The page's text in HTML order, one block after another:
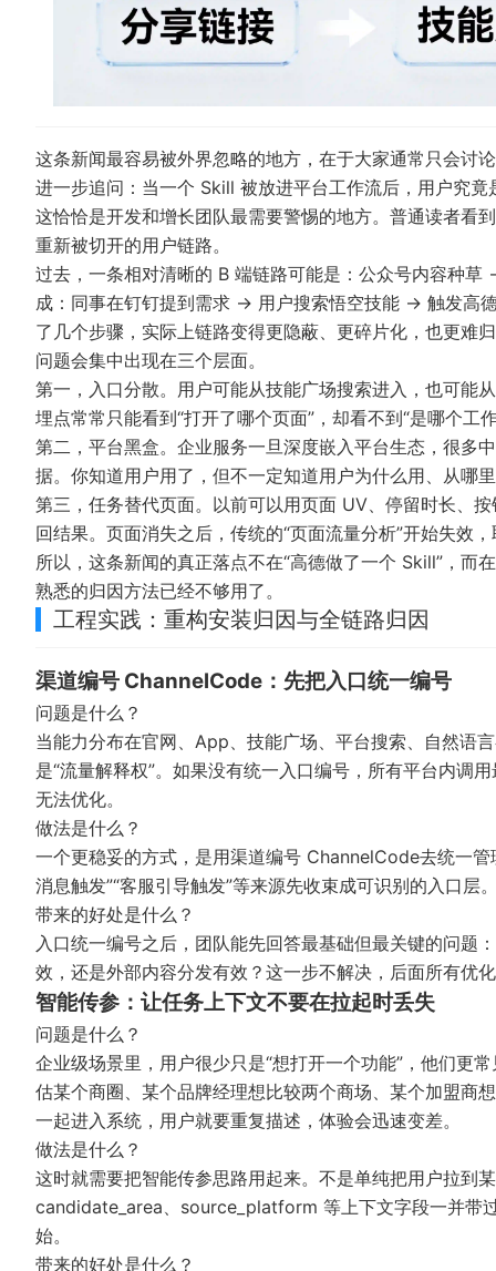
这条新闻最容易被外界忽略的地方，在于大家通常只会讨
进一步追问：当一个 Skill 被放进平台工作流后，用户究
这恰恰是开发和增长团队最需要警惕的地方。普通读者看
重新被切开的用户链路。
过去，一条相对清晰的 B 端链路可能是：公众号内容种
成：同事在钉钉提到需求 → 用户搜索悟空技能 → 触发高
了几个步骤，实际上链路变得更隐蔽、更碎片化，也更难
问题会集中出现在三个层面。
第一，入口分散。用户可能从技能广场搜索进入，也可能
埋点常常只能看到“打开了哪个页面”，却看不到“是哪个工
第二，平台黑盒。企业服务一旦深度嵌入平台生态，很多
据。你知道用户用了，但不一定知道用户为什么用、从哪
第三，任务替代页面。以前可以用页面 UV、停留时长、
回结果。页面消失之后，传统的“页面流量分析”开始失效
所以，这条新闻的真正落点不在“高德做了一个 Skill”，而
熟悉的归因方法已经不够用了。
工程实践：重构安装归因与全链路归因
渠道编号 ChannelCode：先把入口统一编号
问题是什么？
当能力分布在官网、App、技能广场、平台搜索、自然语
是“流量解释权”。如果没有统一入口编号，所有平台内调
无法优化。
做法是什么？
一个更稳妥的方式，是用渠道编号 ChannelCode去统一管
消息触发”“客服引导触发”等来源先收束成可识别的入口
带来的好处是什么？
入口统一编号之后，团队能先回答最基础但最关键的问题
效，还是外部内容分发有效？这一步不解决，后面所有优
智能传参：让任务上下文不要在拉起时丢失
问题是什么？
企业级场景里，用户很少只是“想打开一个功能”，他们更
估某个商圈、某个品牌经理想比较两个商场、某个加盟商
一起进入系统，用户就要重复描述，体验会迅速变差。
做法是什么？
这时就需要把智能传参思路用起来。不是单纯把用户拉到
candidate_area、source_platform 等上下文字段一并带
始。
带来的好处是什么？